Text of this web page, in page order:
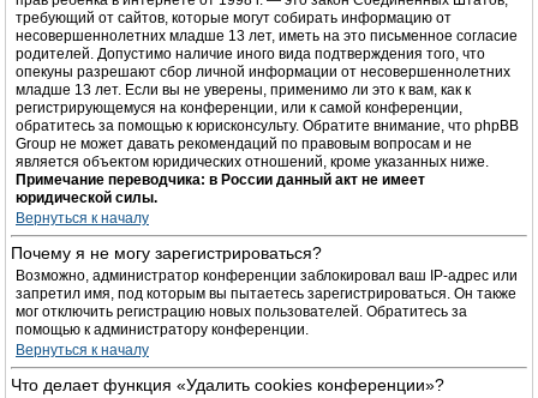
требующий от сайтов, которые могут собирать информацию от
несовершеннолетних младше 13 лет, иметь на это письменное согласие
родителей. Допустимо наличие иного вида подтверждения того, что
опекуны разрешают сбор личной информации от несовершеннолетних
младше 13 лет. Если вы не уверены, применимо ли это к вам, как к
регистрирующемуся на конференции, или к самой конференции,
обратитесь за помощью к юрисконсульту. Обратите внимание, что phpBB
Group не может давать рекомендаций по правовым вопросам и не
является объектом юридических отношений, кроме указанных ниже.
Примечание переводчика: в России данный акт не имеет
юридической силы.
Вернуться к началу
Почему я не могу зарегистрироваться?
Возможно, администратор конференции заблокировал ваш IP-адрес или
запретил имя, под которым вы пытаетесь зарегистрироваться. Он также
мог отключить регистрацию новых пользователей. Обратитесь за
помощью к администратору конференции.
Вернуться к началу
Что делает функция «Удалить cookies конференции»?